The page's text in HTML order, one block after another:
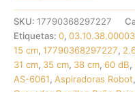
SKU: 17790368297227
Etiquetas: 0,
15 cm, 17790368297227,
31 cm, 35 cm, 38 cm, 60 dB,
AS-6061, Aspiradoras Robot,